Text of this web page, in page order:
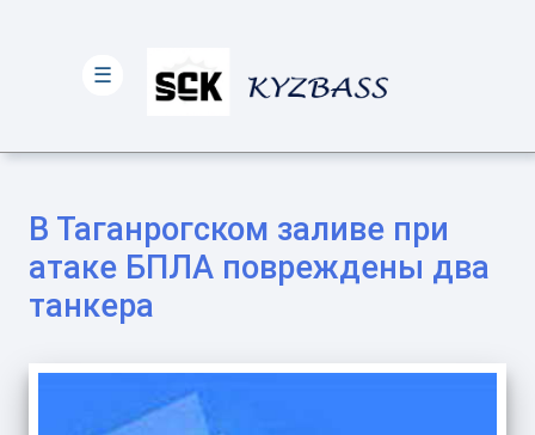
В Таганрогском заливе при
атаке БПЛА повреждены два
танкера
☰